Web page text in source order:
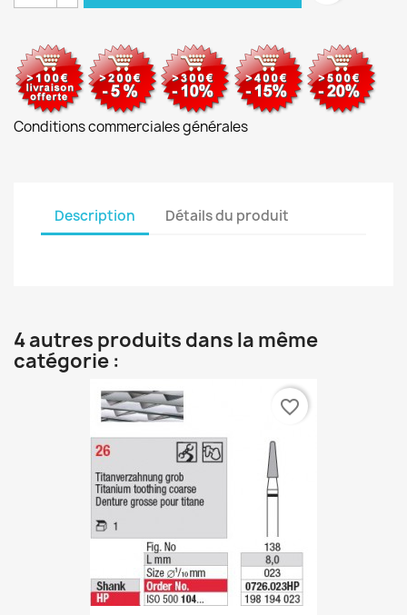
Conditions commerciales générales
Description Détails du produit
4 autres produits dans la même
catégorie :
favorite_border